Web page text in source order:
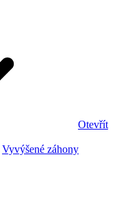
Otevřít
Vyvýšené záhony